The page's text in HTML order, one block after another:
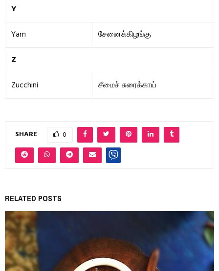
Y
Yam
சேனைக்கிழங்கு
Z
Zucchini
சீமைச் சுரைக்காய்
SHARE 0
RELATED POSTS